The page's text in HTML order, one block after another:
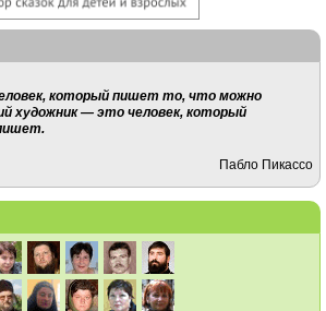
который пишет то, что можно
художник — это человек, который
Пабло Пикассо